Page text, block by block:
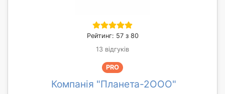
Рейтинг: 57 з 80
13 відгуків
PRO
Компанія "Планета-2ООО"